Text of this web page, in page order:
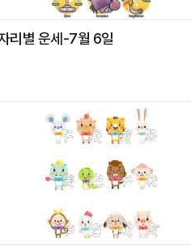
리별 운세-7월 6일